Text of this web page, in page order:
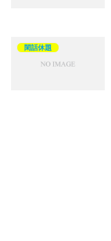
閑話休題